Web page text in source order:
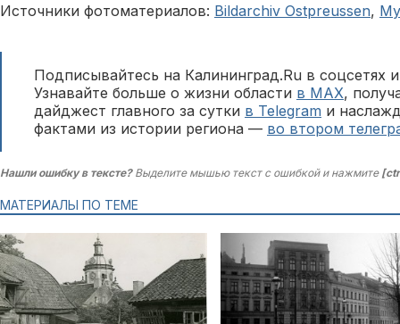
Источники фотоматериалов: Bildarchiv Ostpreussen,
Подписывайтесь на Калининград.Ru в соцсетях
Узнавайте больше о жизни области в MAX,
дайджест главного за сутки в Telegram и
фактами из истории региона — во втором
Нашли ошибку в тексте?Выделите мышью текст с ошибкой и нажмите
МАТЕРИАЛЫ ПО ТЕМЕ